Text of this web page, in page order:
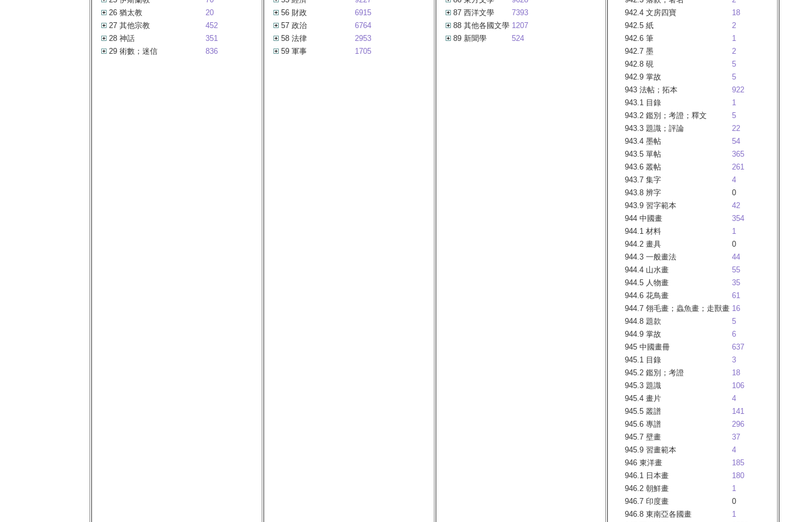
26 猶太教
20
27 其他宗教
452
28 神話
351
29 術數；迷信
836
56 財政
6915
57 政治
6764
58 法律
2953
59 軍事
1705
87 西洋文學
7393
88 其他各國文學 1207
89 新聞學
524
942.4 文房四寶
18
942.5 紙
2
942.6 筆
1
942.7 墨
2
942.8 硯
5
942.9 掌故
5
943 法帖；拓本
922
943.1 目錄
1
943.2 鑑別；考證；釋文
5
943.3 題識；評論
22
943.4 墨帖
54
943.5 單帖
365
943.6 叢帖
261
943.7 集字
4
943.8 辨字
0
943.9 習字範本
42
944 中國畫
354
944.1 材料
1
944.2 畫具
0
944.3 一般畫法
44
944.4 山水畫
55
944.5 人物畫
35
944.6 花鳥畫
61
944.7 翎毛畫；蟲魚畫；走獸畫 16
944.8 題款
5
944.9 掌故
6
945 中國畫冊
637
945.1 目錄
3
945.2 鑑別；考證
18
945.3 題識
106
945.4 畫片
4
945.5 叢譜
141
945.6 專譜
296
945.7 壁畫
37
945.9 習畫範本
4
946 東洋畫
185
946.1 日本畫
180
946.2 朝鮮畫
1
946.7 印度畫
0
946.8 東南亞各國畫
1